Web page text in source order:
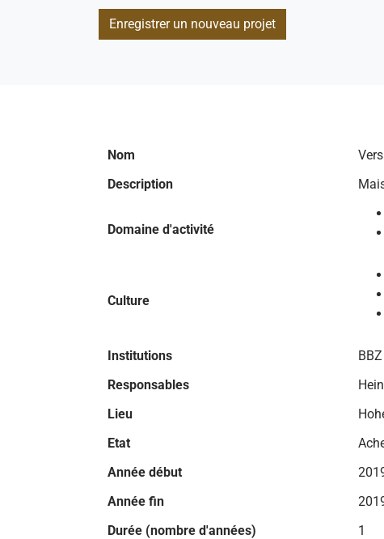
Enregistrer un nouveau projet
Nom
Description
Domaine d'activité
Culture
Institutions
Responsables
Lieu
Etat
Année début
Année fin
Durée (nombre d'années)
1